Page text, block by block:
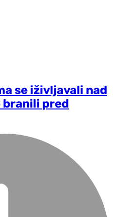
se iživljavali nad
branili pred